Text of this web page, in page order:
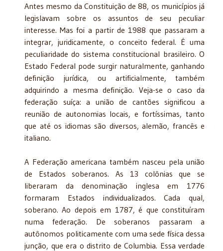
Antes mesmo da Constituição de 88, os municípios já
legislavam sobre os assuntos de seu peculiar
interesse. Mas foi a partir de 1988 que passaram a
integrar, juridicamente, o conceito federal. É uma
peculiaridade do sistema constitucional brasileiro. O
Estado Federal pode surgir naturalmente, ganhando
definição jurídica, ou artificialmente, também
adquirindo a mesma definição. Veja-se o caso da
federação suíça: a união de cantões significou a
reunião de autonomias locais, e fortíssimas, tanto
que até os idiomas são diversos, alemão, francês e
italiano.
A Federação americana também nasceu pela união
de Estados soberanos. As 13 colônias que se
liberaram da denominação inglesa em 1776
formaram Estados individualizados. Cada qual,
soberano. Ao depois em 1787, é que constituíram
numa federação. De soberanos passaram a
autônomos politicamente com uma sede física dessa
junção, que era o distrito de Columbia. Essa verdade